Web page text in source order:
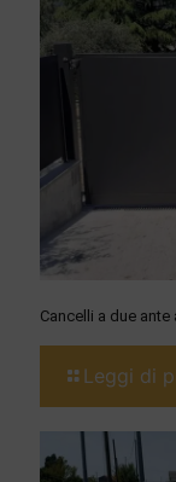
Cancelli a due
Leggi di